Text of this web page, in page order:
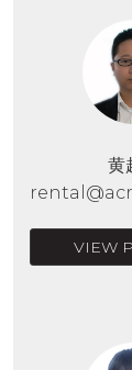
黄
VIEW